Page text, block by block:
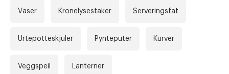
Vaser Kronelysestaker Serveringsfat
Urtepotteskjuler Pynteputer Kurver
Veggspeil Lanterner